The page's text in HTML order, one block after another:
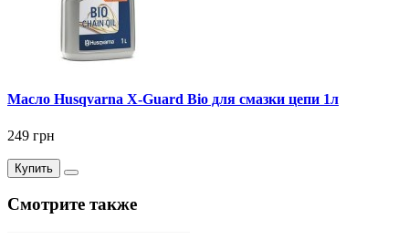
Масло Husqvarna X-Guard Bio для смазки цепи 1л
249 грн
Купить
Смотрите также